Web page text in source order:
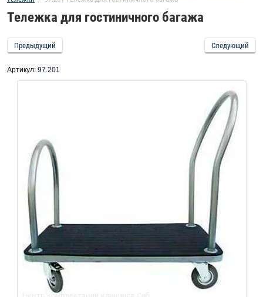
Тележка для гостиничного багажа
Предыдущий Следующий
Артикул: 97.201